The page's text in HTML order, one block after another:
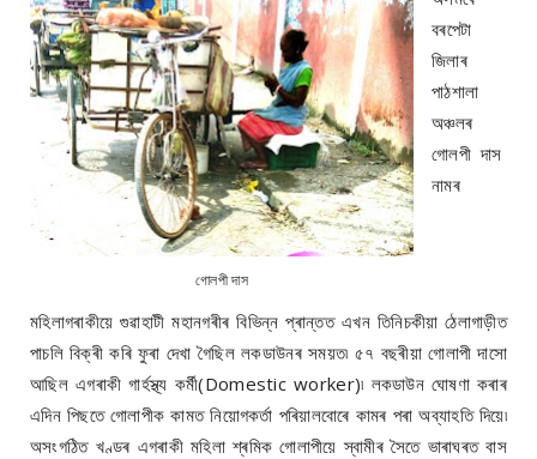
গোলপী দাস
বৰপেটা
জিলাৰ
পাঠশালা
অঞ্চলৰ
গোলপী দাস
নামৰ
মহিলাগৰাকীয়ে গুৱাহাটী মহানগৰীৰ বিভিন্ন প্ৰান্তত এখন তিনিচকীয়া ঠেলাগাড়ীত
পাচলি বিক্ৰী কৰি ফুৰা দেখা গৈছিল লকডাউনৰ সময়ত৷ ৫৭ বছৰীয়া গোলাপী দাসো
আছিল এগৰাকী গাৰ্হস্থ্য কৰ্মী(Domestic worker)৷ লকডাউন ঘোষণা কৰাৰ
এদিন পিছতে গোলাপীক কামত নিয়োগকৰ্তা পৰিয়ালবোৰে কামৰ পৰা অব্যাহতি দিয়ে৷
অসংগঠিত খণ্ডৰ এগৰাকী মহিলা শ্ৰমিক গোলাপীয়ে স্বামীৰ সৈতে ভাৰাঘৰত বাস